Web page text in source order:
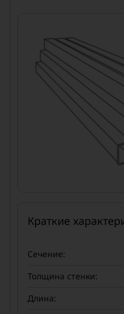
Краткие
Сечение:
Толщина стенки:
Длина: